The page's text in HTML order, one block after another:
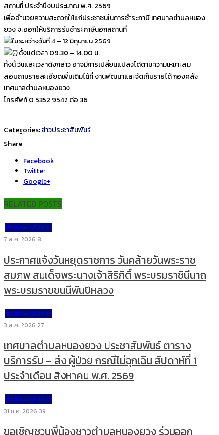
สถานที่ ประจำปีงบประมาณ พ.ศ. 2569
เพื่ออำนวยความสะดวกให้แก่ประชาชนในการชำระภาษี เทศบาลตำบลหนอง
ยวง จะออกให้บริการรับชำระภาษีนอกสถานที่
ในระหว่างวันที่ 4 – 12 มิถุนายน 2569
ตั้งแต่เวลา 09.30 – 14.00 น.
ทั้งนี้ วันและเวลาดังกล่าว อาจมีการเปลี่ยนแปลงได้ตามความเหมาะสม
สอบถามรายละเอียดเพิ่มเติมได้ที่ งานพัฒนาและจัดเก็บรายได้ กองคลัง
เทศบาลตำบลหนองยวง
โทรศัพท์ 0 5352 9542 ต่อ 36
Categories:ข่าวประชาสัมพันธ์
Share
Facebook
Twitter
Google+
RELATED POSTS
ข่าวประชาสัมพันธ์
7 ส.ค. 2026 8
ประกาศแจ้งวันหยุดราชการ วันคล้ายวันพระราช
สมภพ สมเด็จพระนางเจ้าสิริกิติ์ พระบรมราชินีนาถ
พระบรมราชชนนีพันปีหลวง
ข่าวประชาสัมพันธ์
3 ส.ค. 2026 27
เทศบาลตำบลหนองยวง ประชาสัมพันธ์ ตาราง
บริการรับ – ส่ง ผู้ป่วย กรณีไม่ฉุกเฉิน สัปดาห์ที่ 1
ประจำเดือน สิงหาคม พ.ศ. 2569
ข่าวประชาสัมพันธ์
31 ก.ค. 2026 39
ขอเชิญชวนพี่น้องชาวตำบลหนองยวง ร่วมออก